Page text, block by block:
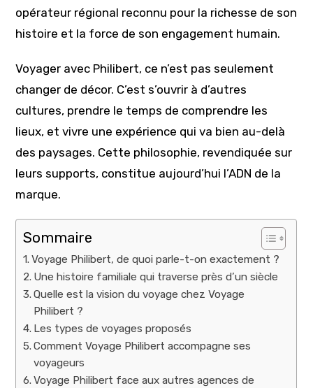
opérateur régional reconnu pour la richesse de son
histoire et la force de son engagement humain.
Voyager avec Philibert, ce n’est pas seulement
changer de décor. C’est s’ouvrir à d’autres
cultures, prendre le temps de comprendre les
lieux, et vivre une expérience qui va bien au-delà
des paysages. Cette philosophie, revendiquée sur
leurs supports, constitue aujourd’hui l’ADN de la
marque.
Sommaire
Voyage Philibert, de quoi parle-t-on exactement ?
Une histoire familiale qui traverse près d’un siècle
Quelle est la vision du voyage chez Voyage
Philibert ?
Les types de voyages proposés
Comment Voyage Philibert accompagne ses
voyageurs
Voyage Philibert face aux autres agences de